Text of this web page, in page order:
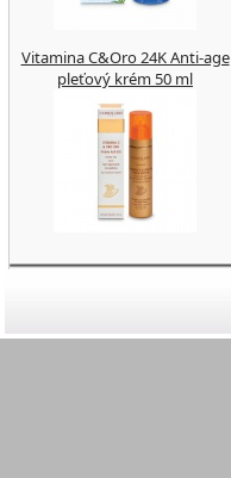
Vitamina C&Oro 24K Anti-age
pleťový krém 50 ml